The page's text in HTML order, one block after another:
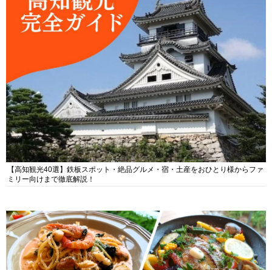
【高知観光40選】鉄板スポット・絶品グルメ・宿・土産をおひとり様からファ
ミリー向けまで徹底解説！